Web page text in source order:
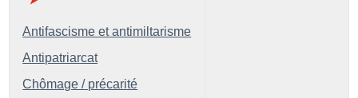
Antifascisme et antimiltarisme
Antipatriarcat
Chômage / précarité